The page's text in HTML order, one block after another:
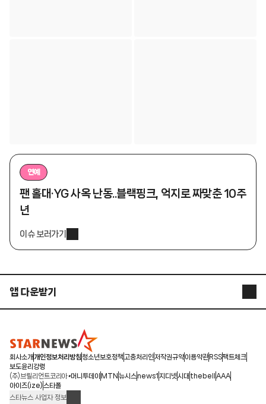
연예
팬 홀대·YG 사옥 난동..블랙핑크, 억지로 짜맞춘 10주
년
이슈 보러가기
앱 다운받기
STARPOLL
회사소개 개인정보처리방침청소년보호정책 고충처리인저작권규약이용약관 RSS팩트체크
보도윤리강령
(주)브릴리언트코리아 머니투데이 MTN 뉴시스news1 지디넷시대 thebell AAA
아이즈(ize) 스타폴
스타뉴스 사업자 정보